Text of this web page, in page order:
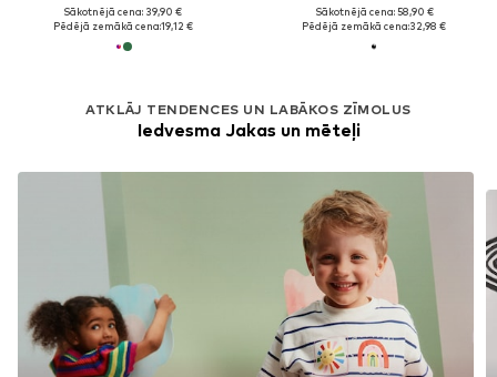
Sākotnējā cena: 39,90 €
Pēdējā zemākā cena:19,12 €
ATKLĀJ TENDENCES UN LABĀKOS ZĪMOLUS
Iedvesma Jakas un mēteļi
Sākotnējā cena: 58,90 €
Pēdējā zemākā cena:32,98 €